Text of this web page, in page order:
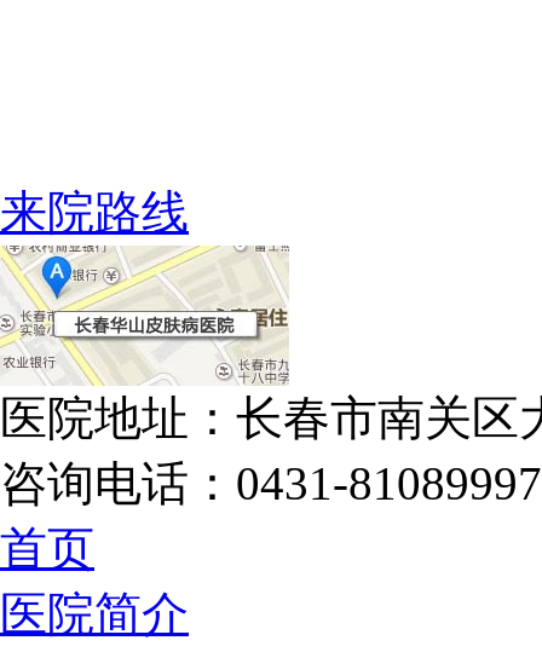
来院路线
医院地址：长春市南关区
咨询电话：0431-81089997
首页
医院简介